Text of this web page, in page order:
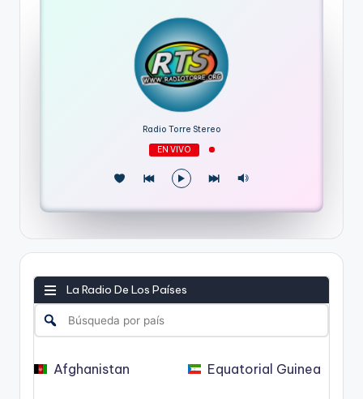
Radio Torre Stereo
EN VIVO
La Radio De Los Países
Afghanistan Equatorial Guinea